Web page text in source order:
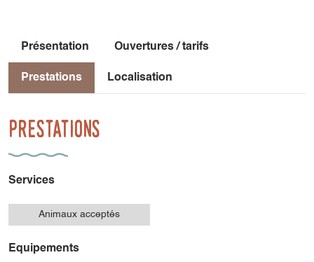
Présentation Ouvertures / tarifs
Prestations Localisation
Prestations
Services
Animaux acceptés
Equipements